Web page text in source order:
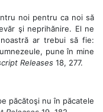
noi pentru ca noi să
şi neprihănire. El ne
ar trebui să fie:
pune în mine
Releases 18, 277.
păcătoşi nu în păcatele